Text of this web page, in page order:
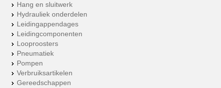
Hang en sluitwerk
Hydrauliek onderdelen
Leidingappendages
Leidingcomponenten
Looproosters
Pneumatiek
Pompen
Verbruiksartikelen
Gereedschappen